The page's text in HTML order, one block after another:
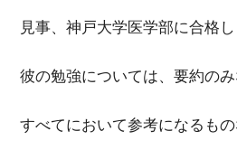
見事、神戸大学医学部に合格し
彼の勉強については、要約のみ
すべてにおいて参考になるもの